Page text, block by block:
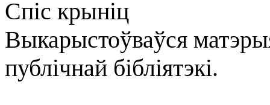
Спіс крыніц
Выкарыстоўваўся
публічнай бібліятэкі.